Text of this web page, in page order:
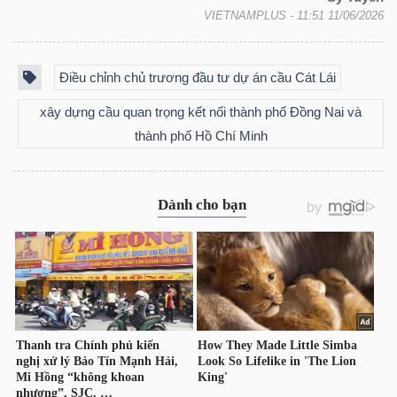
VIETNAMPLUS - 11:51 11/06/2026
Điều chỉnh chủ trương đầu tư dự án cầu Cát Lái
xây dựng cầu quan trọng kết nối thành phố Đồng Nai và
thành phố Hồ Chí Minh
TIÊU
CHĂM
SÓC
SỨC
KHỎE